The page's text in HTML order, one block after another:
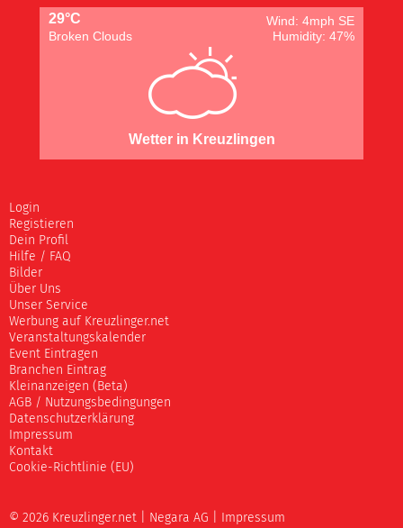
29°C
Wind: 4mph SE
Broken Clouds
Humidity: 47%
Wetter in Kreuzlingen
Login
Registieren
Dein Profil
Hilfe / FAQ
Bilder
Über Uns
Unser Service
Werbung auf Kreuzlinger.net
Veranstaltungskalender
Event Eintragen
Branchen Eintrag
Kleinanzeigen (Beta)
AGB / Nutzungsbedingungen
Datenschutzerklärung
Impressum
Kontakt
Cookie-Richtlinie (EU)
© 2026 Kreuzlinger.net | Negara AG Impressum